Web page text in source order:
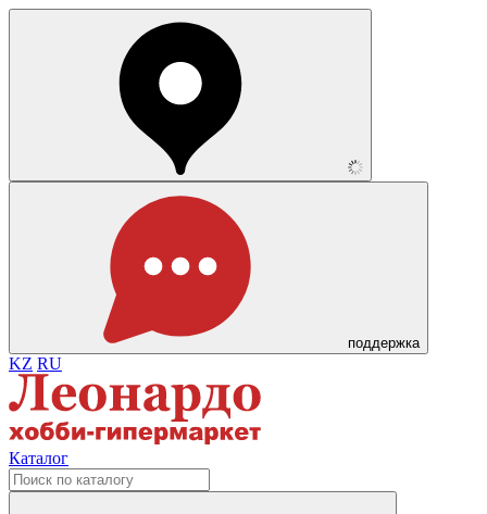
поддержка
KZ RU
Каталог